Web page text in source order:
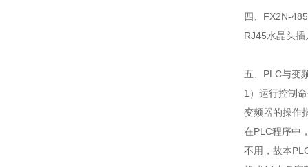
四、FX2N-
RJ45水晶头
五、PLC与变
1）运行控制
变频器的操作
在PLC程序中
不用，故本